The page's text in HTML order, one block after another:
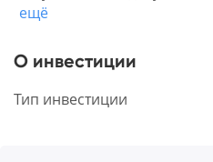
ещё
О инвестиции
Тип инвестиции